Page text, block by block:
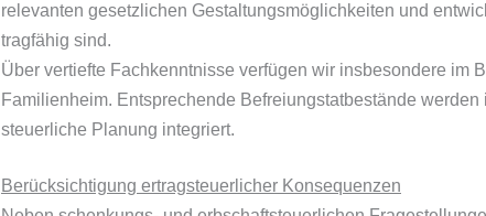
relevanten gesetzlichen Gestaltungsmöglichkeiten und
tragfähig sind.
Über vertiefte Fachkenntnisse verfügen wir insbesondere im
Familienheim. Entsprechende Befreiungstatbestände
steuerliche Planung integriert.
Berücksichtigung ertragsteuerlicher Konsequenzen